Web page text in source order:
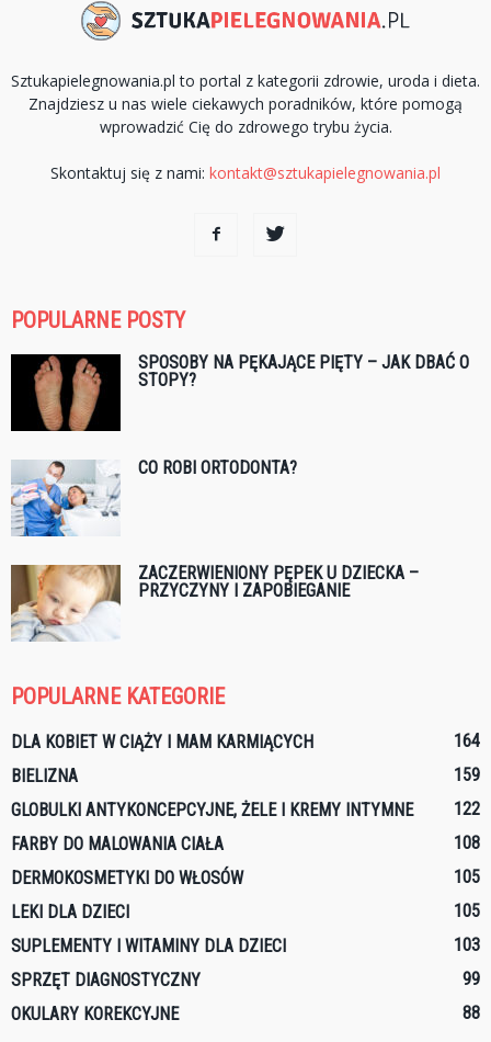
Sztukapielegnowania.pl to portal z kategorii zdrowie, uroda i dieta.
Znajdziesz u nas wiele ciekawych poradników, które pomogą
wprowadzić Cię do zdrowego trybu życia.
Skontaktuj się z nami: kontakt@sztukapielegnowania.pl
POPULARNE POSTY
SPOSOBY NA PĘKAJĄCE PIĘTY – JAK DBAĆ O
STOPY?
CO ROBI ORTODONTA?
ZACZERWIENIONY PĘPEK U DZIECKA –
PRZYCZYNY I ZAPOBIEGANIE
POPULARNE KATEGORIE
DLA KOBIET W CIĄŻY I MAM KARMIĄCYCH
164
BIELIZNA
159
GLOBULKI ANTYKONCEPCYJNE, ŻELE I KREMY INTYMNE
122
FARBY DO MALOWANIA CIAŁA
108
DERMOKOSMETYKI DO WŁOSÓW
105
LEKI DLA DZIECI
105
SUPLEMENTY I WITAMINY DLA DZIECI
103
SPRZĘT DIAGNOSTYCZNY
99
OKULARY KOREKCYJNE
88